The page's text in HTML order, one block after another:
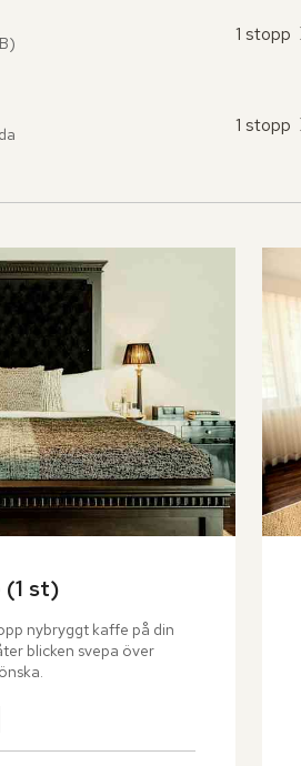
1 stopp
1 stopp
(1 st)
nybryggt kaffe på din
blicken svepa över